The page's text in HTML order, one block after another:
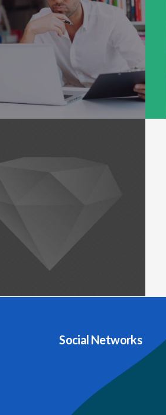
Social Networks